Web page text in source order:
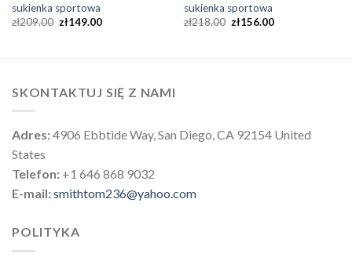
sukienka sportowa
zł209.00 zł149.00
sukienka sportowa
zł218.00 zł156.00
SKONTAKTUJ SIĘ Z NAMI
Adres:4906 Ebbtide Way, San Diego, CA 92154 United
States
Telefon: +1 646 868 9032
E-mail:smithtom236@yahoo.com
POLITYKA